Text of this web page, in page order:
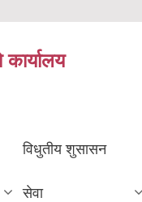
कार्यालय
विधुतीय शुसासन
सेवा